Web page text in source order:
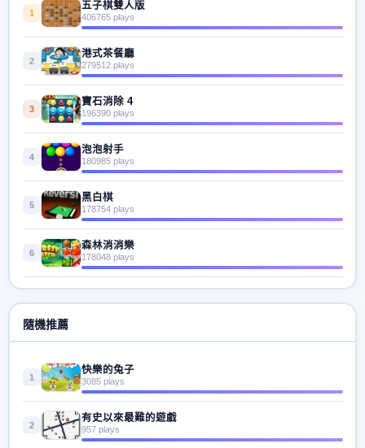
1
五子棋雙人版
406765 plays
2
港式茶餐廳
279512 plays
3
寶石消除 4
196390 plays
4
泡泡射手
180985 plays
5
黑白棋
178754 plays
6
森林消消樂
178048 plays
隨機推薦
1
快樂的兔子
3085 plays
2
有史以來最難的遊戲
957 plays